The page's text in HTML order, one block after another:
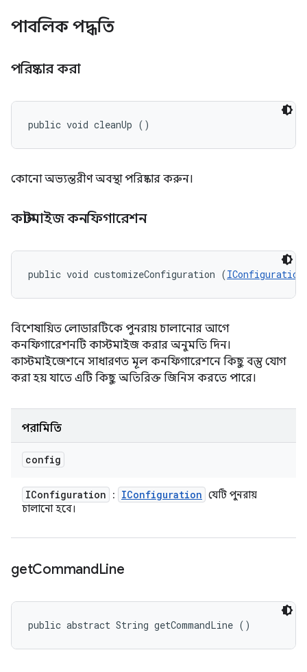
পাবলিক পদ্ধতি
পরিষ্কার করা
public void cleanUp ()
কোনো অভ্যন্তরীণ অবস্থা পরিষ্কার করুন।
কাস্টমাইজ কনফিগারেশন
public void customizeConfiguration (IConfiguration
বিশেষায়িত লোডারটিকে পুনরায় চালানোর আগে
কনফিগারেশনটি কাস্টমাইজ করার অনুমতি দিন।
কাস্টমাইজেশনে সাধারণত মূল কনফিগারেশনে কিছু বস্তু যোগ
করা হয় যাতে এটি কিছু অতিরিক্ত জিনিস করতে পারে।
পরামিতি
config
IConfiguration : IConfiguration যেটি পুনরায়
চালানো হবে।
getCommandLine
public abstract String getCommandLine ()